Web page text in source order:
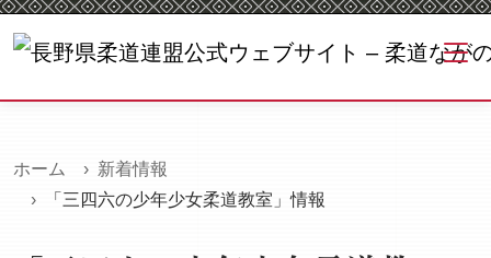
ホーム
新着情報
「三四六の少年少女柔道教室」情報